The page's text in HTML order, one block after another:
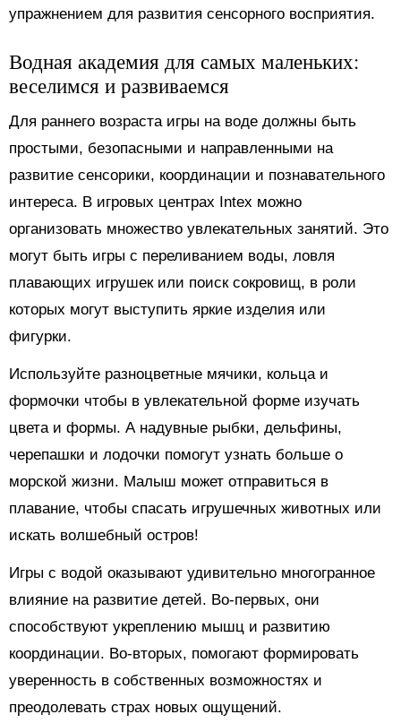
упражнением для развития сенсорного восприятия.
Водная академия для самых маленьких:
веселимся и развиваемся
Для раннего возраста игры на воде должны быть
простыми, безопасными и направленными на
развитие сенсорики, координации и познавательного
интереса. В игровых центрах Intex можно
организовать множество увлекательных занятий. Это
могут быть игры с переливанием воды, ловля
плавающих игрушек или поиск сокровищ, в роли
которых могут выступить яркие изделия или
фигурки.
Используйте разноцветные мячики, кольца и
формочки чтобы в увлекательной форме изучать
цвета и формы. А надувные рыбки, дельфины,
черепашки и лодочки помогут узнать больше о
морской жизни. Малыш может отправиться в
плавание, чтобы спасать игрушечных животных или
искать волшебный остров!
Игры с водой оказывают удивительно многогранное
влияние на развитие детей. Во-первых, они
способствуют укреплению мышц и развитию
координации. Во-вторых, помогают формировать
уверенность в собственных возможностях и
преодолевать страх новых ощущений.